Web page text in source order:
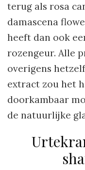
terug als rosa
damascena
heeft dan ook
rozengeur. Alle
overigens
extract zou het
doorkambaar
de natuurlijke